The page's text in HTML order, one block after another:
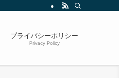
プライバシーポリシー
Privacy Policy